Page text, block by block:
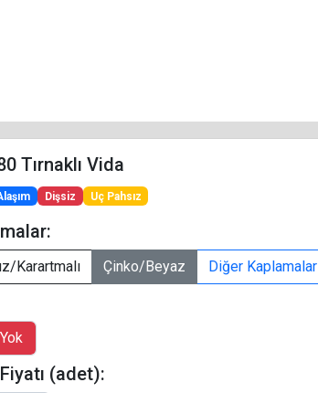
Tırnaklı Vida
Dişsiz Uç Pahsız
Karartmalı Çinko/Beyaz Diğer Kaplamalar
(adet):